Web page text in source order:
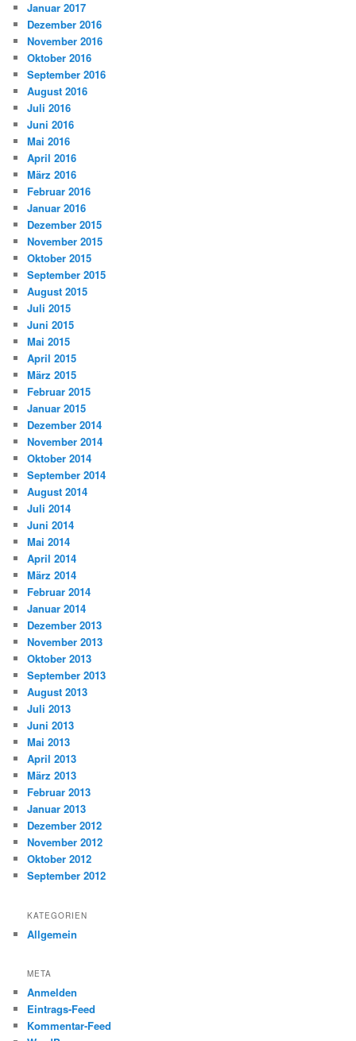
Januar 2017
Dezember 2016
November 2016
Oktober 2016
September 2016
August 2016
Juli 2016
Juni 2016
Mai 2016
April 2016
März 2016
Februar 2016
Januar 2016
Dezember 2015
November 2015
Oktober 2015
September 2015
August 2015
Juli 2015
Juni 2015
Mai 2015
April 2015
März 2015
Februar 2015
Januar 2015
Dezember 2014
November 2014
Oktober 2014
September 2014
August 2014
Juli 2014
Juni 2014
Mai 2014
April 2014
März 2014
Februar 2014
Januar 2014
Dezember 2013
November 2013
Oktober 2013
September 2013
August 2013
Juli 2013
Juni 2013
Mai 2013
April 2013
März 2013
Februar 2013
Januar 2013
Dezember 2012
November 2012
Oktober 2012
September 2012
KATEGORIEN
Allgemein
META
Anmelden
Eintrags-Feed
Kommentar-Feed